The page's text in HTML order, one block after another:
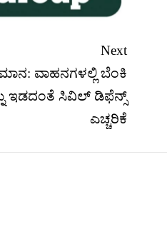
Next
ವಾಹನಗಳಲ್ಲಿ ಬೆಂಕಿ
ಇಡದಂತೆ ಸಿವಿಲ್ ಡಿಫೆನ್ಸ್
ಎಚ್ಚರಿಕೆ